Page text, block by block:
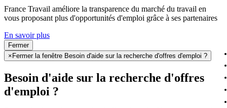
France Travail améliore la transparence du marché du travail en
vous proposant plus d'opportunités d'emploi grâce à ses partenaires
En savoir plus
Fermer
× Fermer la fenêtre Besoin d'aide sur la recherche d'offres d'emploi ?
Besoin d'aide sur la recherche d'offres
d'emploi ?